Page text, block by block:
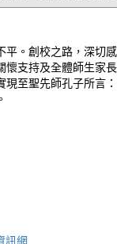
。創校之路，深切
支持及全體師生家
至聖先師孔子所言
訊網